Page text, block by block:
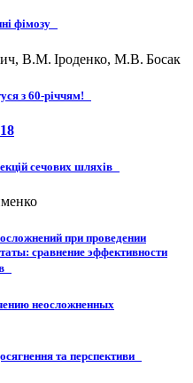
фімозу
В.М. Іроденко, М.В. Босак
з 60-річчям!
сечових шляхів
при проведении
сравнение эффективности
неосложненных
та перспективи